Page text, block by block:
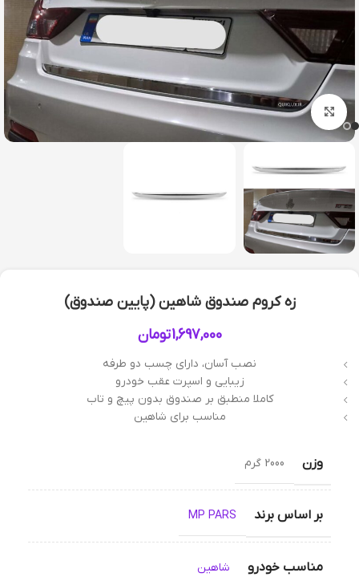
بزرگنمایی تصویر
زه کروم صندوق شاهین (پایین صندوق)
1,697,000تومان
نصب آسان، دارای چسب دو طرفه
زیبایی و اسپرت عقب خودرو
کاملا منطبق بر صندوق بدون پیچ و تاب
مناسب برای شاهین
وزن 2000 گرم
بر اساس برند MP PARS
مناسب خودرو شاهین